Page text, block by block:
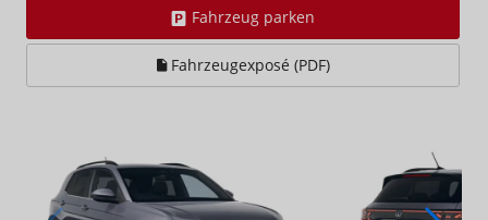
Fahrzeug parken
Fahrzeugexposé (PDF)